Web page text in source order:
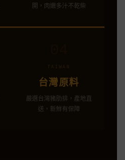
開，肉嫩多汁不乾柴
TAIWAN
台灣原料
嚴選台灣豬肋排，產地直
送，新鮮有保障